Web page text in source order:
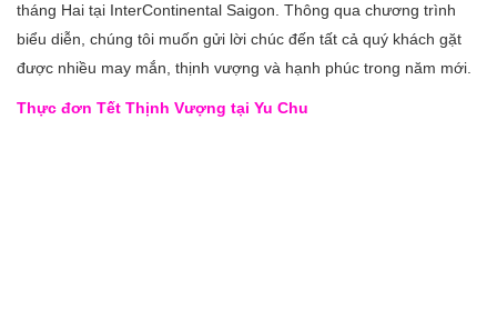
tháng Hai tại InterContinental Saigon. Thông qua chương trình
biểu diễn, chúng tôi muốn gửi lời chúc đến tất cả quý khách gặt
được nhiều may mắn, thịnh vượng và hạnh phúc trong năm mới.
Thực đơn Tết Thịnh Vượng tại Yu Chu